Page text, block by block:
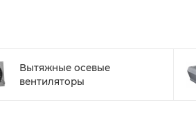
Вытяжные осевые
вентиляторы